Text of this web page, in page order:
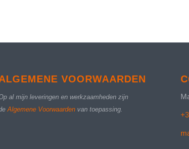
VOORWAARDEN
al mijn leveringen en werkzaamheden zijn
Algemene Voorwaarden van toepassing.